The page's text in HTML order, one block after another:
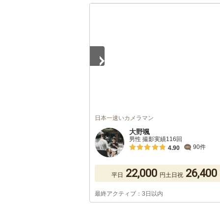
日本一速いカメラマン
大野颯
男性 撮影実績116回
4.90
90件
平日 22,000 円土日祝 26,400
最終アクティブ：3日以内